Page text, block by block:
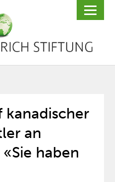
kanadischer
an
haben